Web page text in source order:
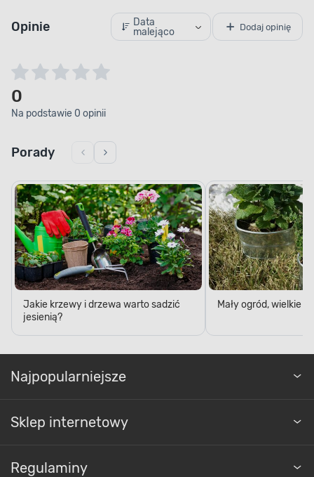
Opinie
Data
malejąco
Dodaj opinię
0
Na podstawie 0 opinii
Porady
Jakie krzewy i drzewa warto sadzić
jesienią?
Mały ogród, wielkie
Najpopularniejsze
Sklep internetowy
Regulaminy